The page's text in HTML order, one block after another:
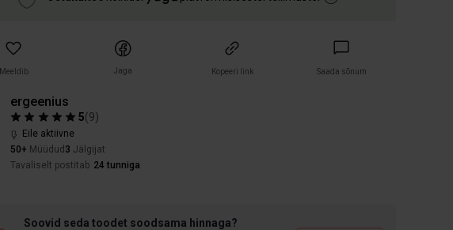
Meeldib Jaga Kopeeri link Saada sõnum
ergeenius
5(9)
Eile aktiivne
50+ Müüdud 3 Jälgijat
Tavaliselt postitab 24 tunniga
Soovid seda toodet soodsama hinnaga?